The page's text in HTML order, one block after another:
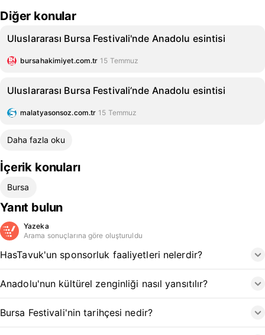
Diğer konular
Uluslararası Bursa Festivali'nde Anadolu esintisi
bursahakimiyet.com.tr 15 Temmuz
Uluslararası Bursa Festivali’nde Anadolu esintisi
malatyasonsoz.com.tr 15 Temmuz
Daha fazla oku
İçerik konuları
Bursa
Yanıt bulun
Yazeka
Arama sonuçlarına göre oluşturuldu
HasTavuk'un sponsorluk faaliyetleri nelerdir?
Anadolu'nun kültürel zenginliği nasıl yansıtılır?
Bursa Festivali'nin tarihçesi nedir?